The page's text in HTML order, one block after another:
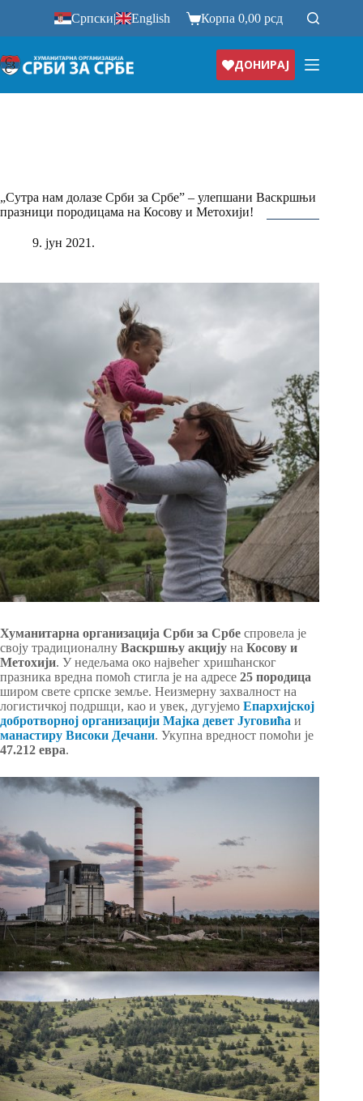
Српски| English Корпа0,00рсд
ДОНИРАЈ
„Сутра нам долазе Срби за Србе” – улепшани Васкршњи
празници породицама на Косову и Метохији!
9. јун 2021.
Хуманитарна организација Срби за Србе спровела је
своју традиционалну Васкршњу акцију на Косову и
Метохији. У недељама око највећег хришћанског
празника вредна помоћ стигла је на адресе 25 породица
широм свете српске земље. Неизмерну захвалност на
логистичкој подршци, као и увек, дугујемо Епархијској
добротворној организацији Мајка девет Југовића и
манастиру Високи Дечани. Укупна вредност помоћи је
47.212 евра.